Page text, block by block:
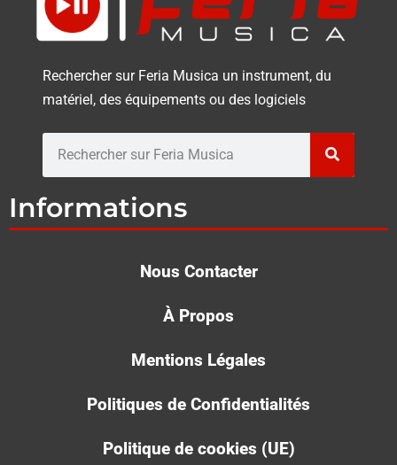
Rechercher sur Feria Musica un instrument, du
matériel, des équipements ou des logiciels
Informations
Nous Contacter
À Propos
Mentions Légales
Politiques de Confidentialités
Politique de cookies (UE)